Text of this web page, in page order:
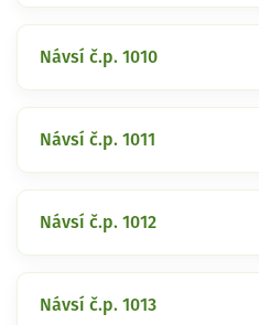
Návsí č.p. 1010
Návsí č.p. 1011
Návsí č.p. 1012
Návsí č.p. 1013